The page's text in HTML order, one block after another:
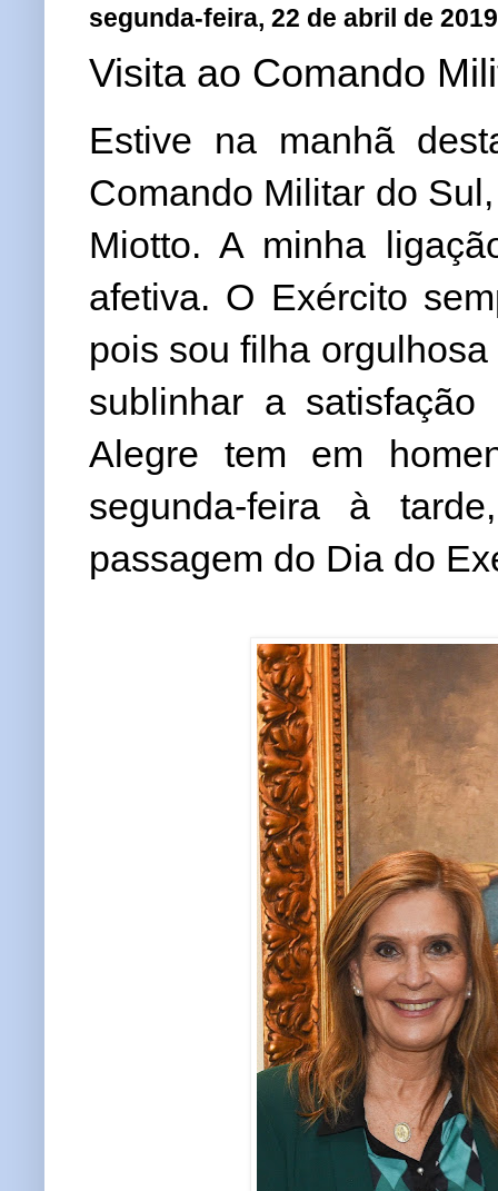
segunda-feira, 22 de abril de 2019
Visita ao Comando
Estive na manhã
Comando Militar do
Miotto. A minha
afetiva. O Exército
pois sou filha
sublinhar a
Alegre tem em
segunda-feira à
passagem do Dia do